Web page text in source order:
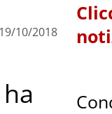
19/10/2018